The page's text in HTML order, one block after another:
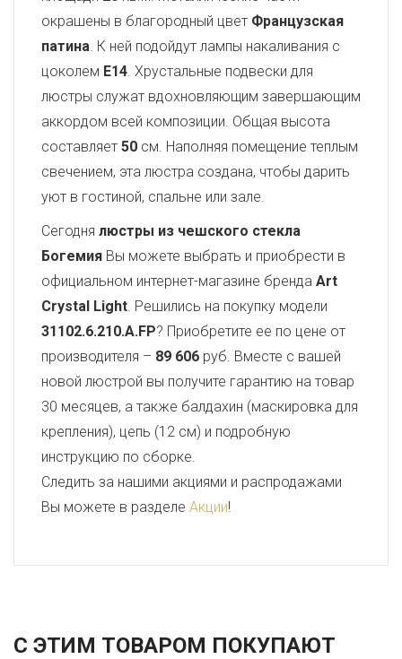
окрашены в благородный цвет Французская
патина. К ней подойдут лампы накаливания с
цоколем E14. Хрустальные подвески для
люстры служат вдохновляющим завершающим
аккордом всей композиции. Общая высота
составляет 50 см. Наполняя помещение теплым
свечением, эта люстра создана, чтобы дарить
уют в гостиной, спальне или зале.
Сегодня люстры из чешского стекла
Богемия Вы можете выбрать и приобрести в
официальном интернет-магазине бренда Art
Crystal Light. Решились на покупку модели
31102.6.210.A.FP? Приобретите ее по цене от
производителя – 89 606 руб. Вместе с вашей
новой люстрой вы получите гарантию на товар
30 месяцев, а также балдахин (маскировка для
крепления), цепь (12 см) и подробную
инструкцию по сборке.
Следить за нашими акциями и распродажами
Вы можете в разделе Акции!
С ЭТИМ ТОВАРОМ ПОКУПАЮТ